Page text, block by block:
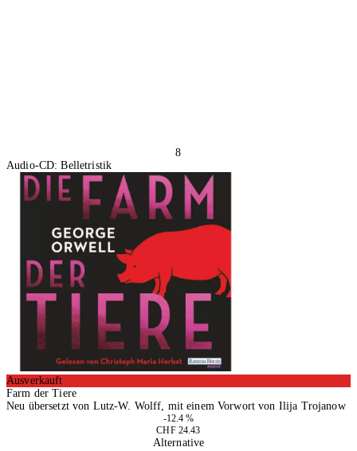
8
Audio-CD: Belletristik
Ausverkauft
Farm der Tiere
Neu übersetzt von Lutz-W. Wolff, mit einem Vorwort von Ilija Trojanow
-12.4 %
CHF 24.43
Alternative